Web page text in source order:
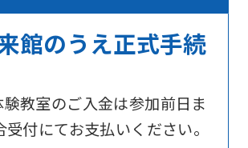
館のうえ正式手続
教室のご入金は参加前日ま
付にてお支払いください。
foreigners
Sports
official
website